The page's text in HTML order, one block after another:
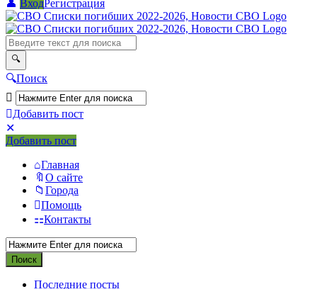
ВходРегистрация
СВО
Списки
погибших
2022-
2026,
Новости
СВО
Поиск
Добавить пост
Мобильное
меню
Добавить пост
Главная
О сайте
Города
Помощь
Контакты
Последние посты